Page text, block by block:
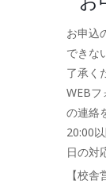
お申込
できな
了承く
WEBフ
の連絡
20:00
日の対
【校舎